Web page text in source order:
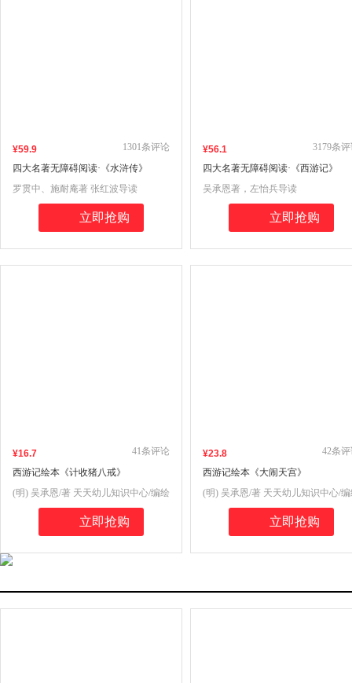
¥59.9
四大名著无障碍阅读·《水浒传》
1301条评论
罗贯中、施耐庵著 张红波导读
立即抢购
¥56.1
四大名著无障碍阅读·《西游记》
3179条
吴承恩著，左怡兵导读
立即抢购
¥16.7
西游记绘本《计收猪八戒》
41条评论
(明) 吴承恩/著 天天幼儿知识中心/编绘
立即抢购
¥23.8
西游记绘本《大闹天宫》
42条
(明) 吴承恩/著 天天幼儿知识中心/
立即抢购